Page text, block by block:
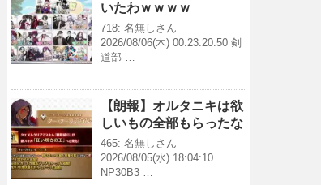
いたわｗｗｗｗ
718: 名無しさん
2026/08/06(木) 00:23:20.50 剣
道部 …
【朗報】オルタニキは欲
しいもの全部もらったな
465: 名無しさん
2026/08/05(水) 18:04:10
NP30B3 …